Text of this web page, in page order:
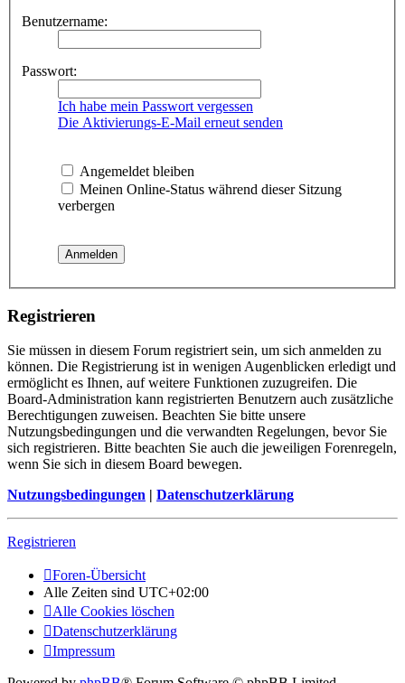
Benutzername:
Passwort:
Ich habe mein Passwort vergessen
Die Aktivierungs-E-Mail erneut senden
Angemeldet bleiben
Meinen Online-Status während dieser Sitzung
verbergen
Registrieren
Sie müssen in diesem Forum registriert sein, um sich anmelden zu
können. Die Registrierung ist in wenigen Augenblicken erledigt und
ermöglicht es Ihnen, auf weitere Funktionen zuzugreifen. Die
Board-Administration kann registrierten Benutzern auch zusätzliche
Berechtigungen zuweisen. Beachten Sie bitte unsere
Nutzungsbedingungen und die verwandten Regelungen, bevor Sie
sich registrieren. Bitte beachten Sie auch die jeweiligen Forenregeln,
wenn Sie sich in diesem Board bewegen.
Nutzungsbedingungen | Datenschutzerklärung
Registrieren
Foren-Übersicht
Alle Zeiten sind UTC+02:00
Alle Cookies löschen
Datenschutzerklärung
Impressum